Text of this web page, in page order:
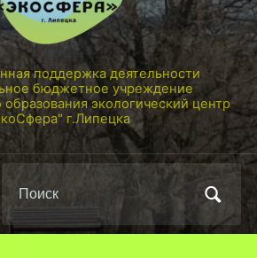
поддержка деятельности
бюджетное учреждение
экологический центр
г.Липецка
Поиск
по: